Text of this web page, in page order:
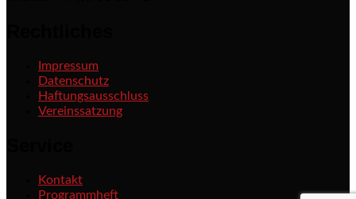
Impressum
Datenschutz
Haftungsausschluss
Vereinssatzung
Kontakt
Programmheft